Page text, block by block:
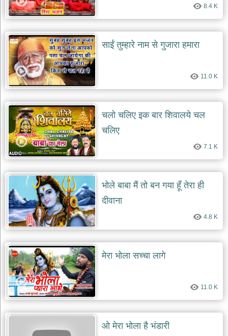
8.4 K
साईं तुम्हारे नाम से गुजारा हमारा
11.0 K
चलो चलिए इक बार शिवालये चल
चलिए
7.1 K
भोले बाबा मैं तो बन गया हूँ तेरा ही
दीवाना
4.8 K
मेरा भोला सच्चा लागे
11.0 K
ओ मेरा भोला है भंडारी